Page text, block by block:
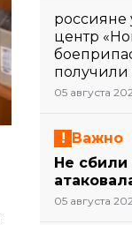
центр
получили
05 августа
Важно
Не сбили
05 августа